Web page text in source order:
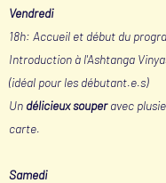
Vendredi
18h: Accueil et début du
Introduction à l'Ashtanga
(idéal pour les débutant.e.s)
Un délicieux souperavec
carte.
Samedi